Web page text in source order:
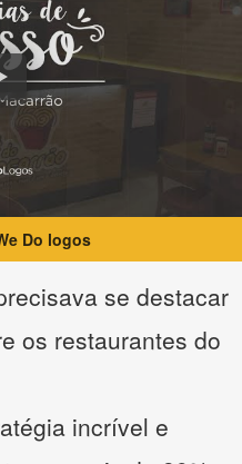
Do logos
se destacar
os restaurantes do
incrível e